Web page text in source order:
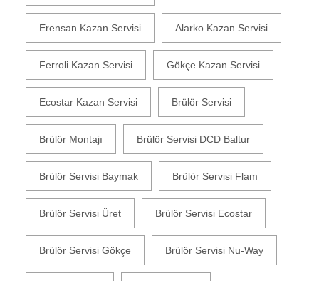
Erensan Kazan Servisi Alarko Kazan Servisi
Ferroli Kazan Servisi Gökçe Kazan Servisi
Ecostar Kazan Servisi Brülör Servisi
Brülör Montajı Brülör Servisi DCD Baltur
Brülör Servisi Baymak Brülör Servisi Flam
Brülör Servisi Üret Brülör Servisi Ecostar
Brülör Servisi Gökçe Brülör Servisi Nu-Way